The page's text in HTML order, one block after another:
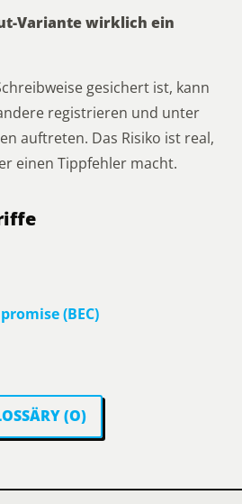
Variante wirklich ein
gesichert ist, kann
registrieren und unter
auftreten. Das Risiko ist real,
einen Tippfehler macht.
(BEC)
(O)